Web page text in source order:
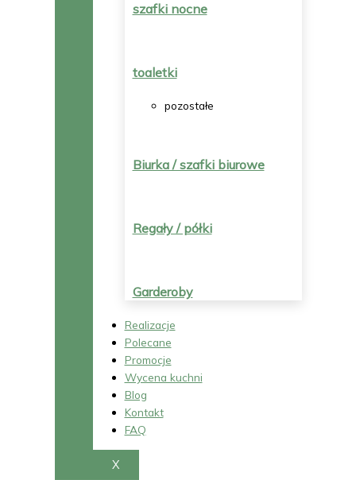
szafki nocne
toaletki
pozostałe
Biurka / szafki biurowe
Regały / półki
Garderoby
Realizacje
Polecane
Promocje
Wycena kuchni
Blog
Kontakt
FAQ
X